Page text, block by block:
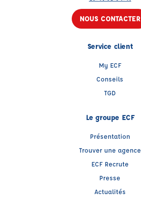
NOUS CONTACTER
Service client
My ECF
Conseils
TGD
Le groupe ECF
Présentation
Trouver une agence
ECF Recrute
Presse
Actualités